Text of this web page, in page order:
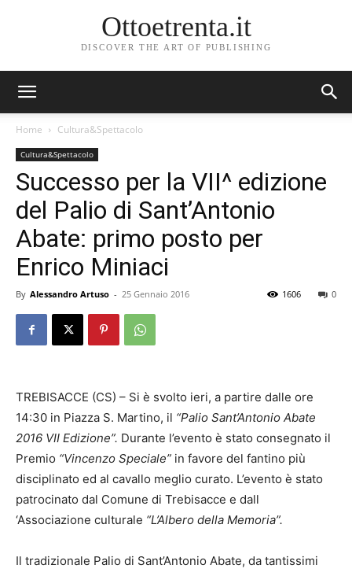
Ottoetrenta.it
DISCOVER THE ART OF PUBLISHING
Home Cultura&Spettacolo
Cultura&Spettacolo
Successo per la VII^ edizione
del Palio di Sant’Antonio
Abate: primo posto per
Enrico Miniaci
By Alessandro Artuso - 25 Gennaio 2016 0
1606
TREBISACCE (CS) – Si è svolto ieri, a partire dalle ore
14:30 in Piazza S. Martino, il “Palio Sant’Antonio Abate
2016 VII Edizione”. Durante l’evento è stato consegnato il
Premio “Vincenzo Speciale” in favore del fantino più
disciplinato ed al cavallo meglio curato. L’evento è stato
patrocinato dal Comune di Trebisacce e dall
‘Associazione culturale “L’Albero della Memoria”.
Il tradizionale Palio di Sant’Antonio Abate, da tantissimi